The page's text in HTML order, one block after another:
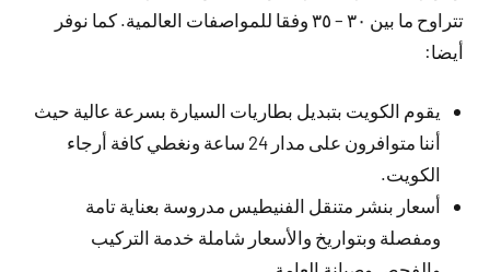
تتراوح ما بين ٣٠ – ٣٥ وفقا للمواصفات العالمية. كما نوفر
أيضا:
يقوم الكويت بتبديل بطاريات السيارة بسرعة عالية حيث
أننا متوافرون على مدار 24 ساعة ونغطي كافة أرجاء
الكويت.
أسعار بنشر متنقل الفنيطيس مدروسة بعناية تامة
ومفصلة وبتواريخ والأسعار شاملة خدمة التركيب